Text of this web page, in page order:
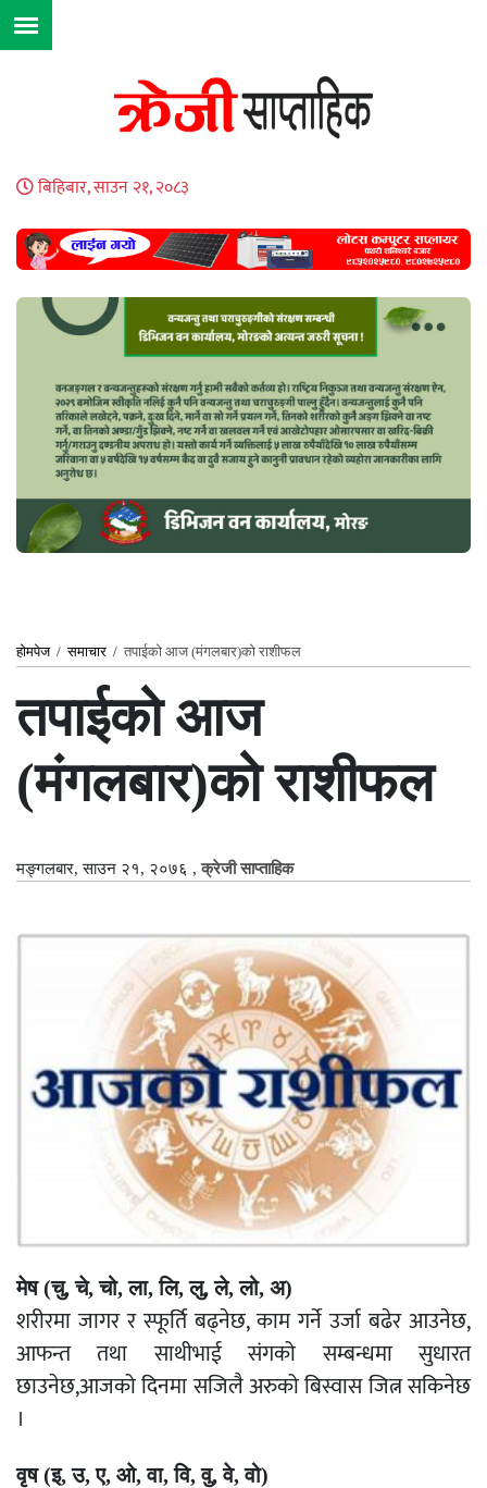
बिहिबार, साउन २१, २०८३
होमपेज/समाचार / तपाईको आज (मंगलबार)को राशीफल
तपाईको आज
(मंगलबार)को राशीफल
मङ्गलबार, साउन २१, २०७६ ,क्रेजी साप्ताहिक
मेष (चु, चे, चो, ला, लि, लु, ले, लो, अ)
शरीरमा जागर र स्फूर्ति बढ्नेछ, काम गर्ने उर्जा बढेर आउनेछ,
आफन्त तथा साथीभाई संगको सम्बन्धमा सुधारत
छाउनेछ,आजको दिनमा सजिलै अरुको बिस्वास जित्न सकिनेछ
।
वृष (इ, उ, ए, ओ, वा, वि, वु, वे, वो)